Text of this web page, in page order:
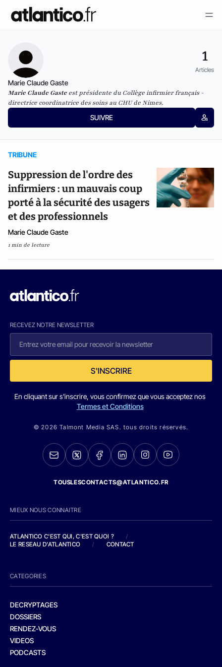
1
Articles
Marie Claude Gaste
Marie Claude Gaste est présidente du Collège infirmier français -
directrice coordinatrice des soins au CHU de Nimes.
SUIVRE
TRIBUNE
Suppression de l'ordre des
infirmiers : un mauvais coup
porté à la sécurité des usagers
et des professionnels
Marie Claude Gaste
1 min de lecture
RECEVEZ NOTRE NEWSLETTER
S'INSCRIRE
En cliquant sur s'inscrire, vous confirmez que vous acceptez nos
Termes et Conditions
© 2026 Talmont Media SAS. tous droits réservés.
TOUSLESCONTACTS@ATLANTICO.FR
MIEUX NOUS CONNAITRE
ATLANTICO C'EST QUI, C'EST QUOI ?
/
LE RESEAU D'ATLANTICO
/ CONTACT
CATEGORIES
DECRYPTAGES
DOSSIERS
RENDEZ-VOUS
VIDEOS
PODCASTS